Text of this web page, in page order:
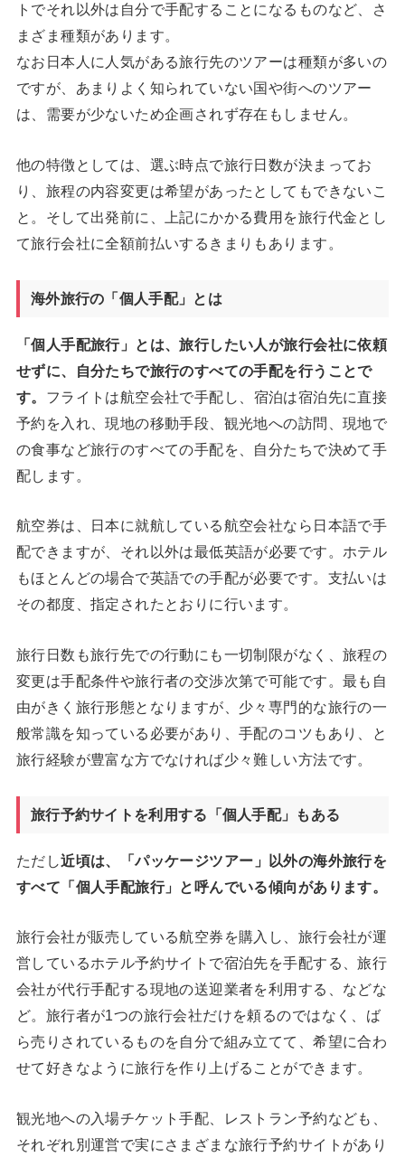
トでそれ以外は自分で手配することになるものなど、さ
まざま種類があります。
なお日本人に人気がある旅行先のツアーは種類が多いの
ですが、あまりよく知られていない国や街へのツアー
は、需要が少ないため企画されず存在もしません。
他の特徴としては、選ぶ時点で旅行日数が決まってお
り、旅程の内容変更は希望があったとしてもできないこ
と。そして出発前に、上記にかかる費用を旅行代金とし
て旅行会社に全額前払いするきまりもあります。
海外旅行の「個人手配」とは
「個人手配旅行」とは、旅行したい人が旅行会社に依頼
せずに、自分たちで旅行のすべての手配を行うことで
す。 フライトは航空会社で手配し、宿泊は宿泊先に直接
予約を入れ、現地の移動手段、観光地への訪問、現地で
の食事など旅行のすべての手配を、自分たちで決めて手
配します。
航空券は、日本に就航している航空会社なら日本語で手
配できますが、それ以外は最低英語が必要です。ホテル
もほとんどの場合で英語での手配が必要です。支払いは
その都度、指定されたとおりに行います。
旅行日数も旅行先での行動にも一切制限がなく、旅程の
変更は手配条件や旅行者の交渉次第で可能です。最も自
由がきく旅行形態となりますが、少々専門的な旅行の一
般常識を知っている必要があり、手配のコツもあり、と
旅行経験が豊富な方でなければ少々難しい方法です。
旅行予約サイトを利用する「個人手配」もある
ただし近頃は、「パッケージツアー」以外の海外旅行を
すべて「個人手配旅行」と呼んでいる傾向があります。
旅行会社が販売している航空券を購入し、旅行会社が運
営しているホテル予約サイトで宿泊先を手配する、旅行
会社が代行手配する現地の送迎業者を利用する、などな
ど。旅行者が1つの旅行会社だけを頼るのではなく、ば
ら売りされているものを自分で組み立てて、希望に合わ
せて好きなように旅行を作り上げることができます。
観光地への入場チケット手配、レストラン予約なども、
それぞれ別運営で実にさまざまな旅行予約サイトがあり